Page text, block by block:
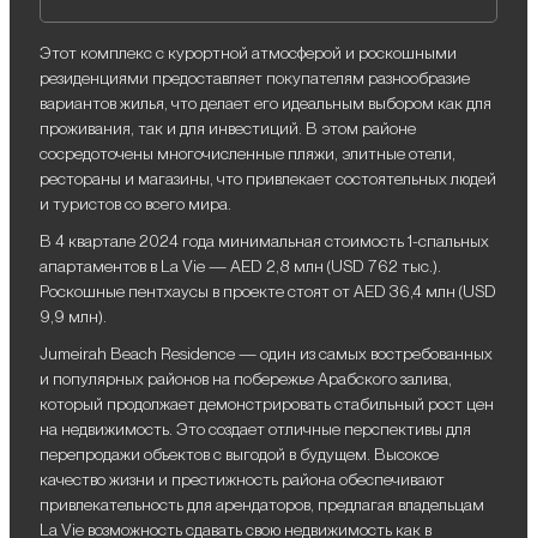
Этот комплекс с курортной атмосферой и роскошными
резиденциями предоставляет покупателям разнообразие
вариантов жилья, что делает его идеальным выбором как для
проживания, так и для инвестиций. В этом районе
сосредоточены многочисленные пляжи, элитные отели,
рестораны и магазины, что привлекает состоятельных людей
и туристов со всего мира.
В 4 квартале 2024 года минимальная стоимость 1-спальных
апартаментов в La Vie — AED 2,8 млн (USD 762 тыс.).
Роскошные пентхаусы в проекте стоят от AED 36,4 млн (USD
9,9 млн).
Jumeirah Beach Residence — один из самых востребованных
и популярных районов на побережье Арабского залива,
который продолжает демонстрировать стабильный рост цен
на недвижимость. Это создает отличные перспективы для
перепродажи объектов с выгодой в будущем. Высокое
качество жизни и престижность района обеспечивают
привлекательность для арендаторов, предлагая владельцам
La Vie возможность сдавать свою недвижимость как в